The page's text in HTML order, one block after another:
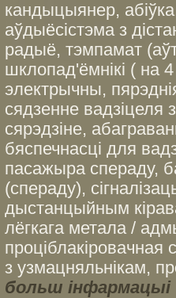
кандыцыянер,
аўдыёсістэма з
радыё, тэмпамат
шклопад'ёмнікі ( на
электрычны,
сядзенне вадзіцеля
сярэдзіне,
бяспечнасці для
пасажыра спераду,
(спераду),
дыстанцыйным
лёгкага метала /
з узмацняльнікам,
больш інфармацыі